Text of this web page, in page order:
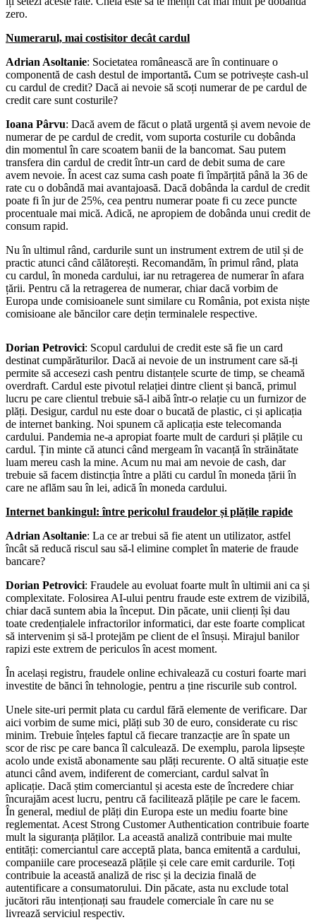
zero.
Numerarul, mai costisitor decât cardul
Adrian Asoltanie: Societatea românească are în continuare o
componentă de cash destul de importantă. Cum se potrivește cash-ul
cu cardul de credit? Dacă ai nevoie să scoți numerar de pe cardul de
credit care sunt costurile?
Ioana Pârvu: Dacă avem de făcut o plată urgentă și avem nevoie de
numerar de pe cardul de credit, vom suporta costurile cu dobânda
din momentul în care scoatem banii de la bancomat. Sau putem
transfera din cardul de credit într-un card de debit suma de care
avem nevoie. În acest caz suma cash poate fi împărțită până la 36 de
rate cu o dobândă mai avantajoasă. Dacă dobânda la cardul de credit
poate fi în jur de 25%, cea pentru numerar poate fi cu zece puncte
procentuale mai mică. Adică, ne apropiem de dobânda unui credit de
consum rapid.
Nu în ultimul rând, cardurile sunt un instrument extrem de util și de
practic atunci când călătorești. Recomandăm, în primul rând, plata
cu cardul, în moneda cardului, iar nu retragerea de numerar în afara
țării. Pentru că la retragerea de numerar, chiar dacă vorbim de
Europa unde comisioanele sunt similare cu România, pot exista niște
comisioane ale băncilor care dețin terminalele respective.
Dorian Petrovici: Scopul cardului de credit este să fie un card
destinat cumpărăturilor. Dacă ai nevoie de un instrument care să-ți
permite să accesezi cash pentru distanțele scurte de timp, se cheamă
overdraft. Cardul este pivotul relației dintre client și bancă, primul
lucru pe care clientul trebuie să-l aibă într-o relație cu un furnizor de
plăți. Desigur, cardul nu este doar o bucată de plastic, ci și aplicația
de internet banking. Noi spunem că aplicația este telecomanda
cardului. Pandemia ne-a apropiat foarte mult de carduri și plățile cu
cardul. Țin minte că atunci când mergeam în vacanță în străinătate
luam mereu cash la mine. Acum nu mai am nevoie de cash, dar
trebuie să facem distincția între a plăti cu cardul în moneda țării în
care ne aflăm sau în lei, adică în moneda cardului.
Internet bankingul: între pericolul fraudelor și plățile rapide
Adrian Asoltanie: La ce ar trebui să fie atent un utilizator, astfel
încât să reducă riscul sau să-l elimine complet în materie de fraude
bancare?
Dorian Petrovici: Fraudele au evoluat foarte mult în ultimii ani ca și
complexitate. Folosirea AI-ului pentru fraude este extrem de vizibilă,
chiar dacă suntem abia la început. Din păcate, unii clienți își dau
toate credențialele infractorilor informatici, dar este foarte complicat
să intervenim și să-l protejăm pe client de el însuși. Mirajul banilor
rapizi este extrem de periculos în acest moment.
În același registru, fraudele online echivalează cu costuri foarte mari
investite de bănci în tehnologie, pentru a ține riscurile sub control.
Unele site-uri permit plata cu cardul fără elemente de verificare. Dar
aici vorbim de sume mici, plăți sub 30 de euro, considerate cu risc
minim. Trebuie înțeles faptul că fiecare tranzacție are în spate un
scor de risc pe care banca îl calculează. De exemplu, parola lipsește
acolo unde există abonamente sau plăți recurente. O altă situație este
atunci când avem, indiferent de comerciant, cardul salvat în
aplicație. Dacă știm comerciantul și acesta este de încredere chiar
încurajăm acest lucru, pentru că facilitează plățile pe care le facem.
În general, mediul de plăți din Europa este un mediu foarte bine
reglementat. Acest Strong Customer Authentication contribuie foarte
mult la siguranța plăților. La această analiză contribuie mai multe
entități: comerciantul care acceptă plata, banca emitentă a cardului,
companiile care procesează plățile și cele care emit cardurile. Toți
contribuie la această analiză de risc și la decizia finală de
autentificare a consumatorului. Din păcate, asta nu exclude total
jucători rău intenționați sau fraudele comerciale în care nu se
livrează serviciul respectiv.